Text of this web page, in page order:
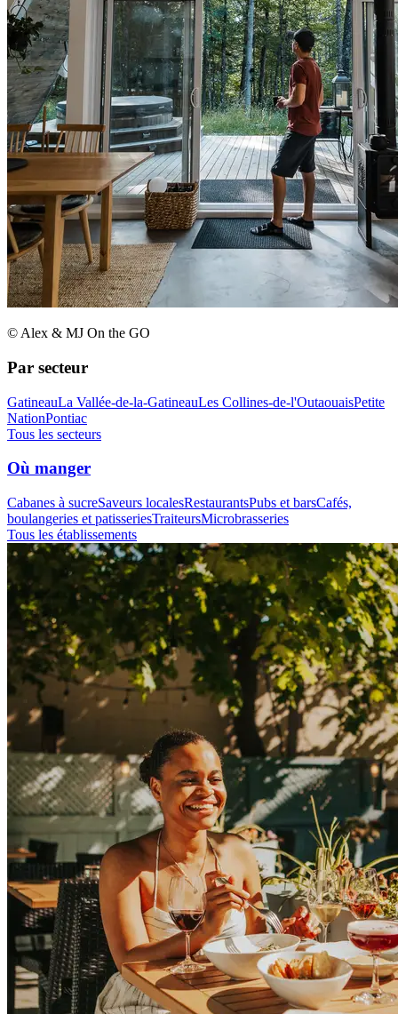
© Alex & MJ On the GO
Par secteur
GatineauLa Vallée-de-la-GatineauLes Collines-de-l'OutaouaisPetite
NationPontiac
Tous les secteurs
Où manger
Cabanes à sucreSaveurs localesRestaurantsPubs et barsCafés,
boulangeries et patisseriesTraiteursMicrobrasseries
Tous les établissements